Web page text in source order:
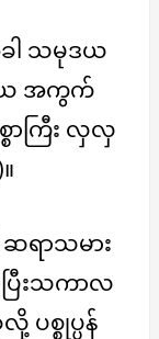
သမုဒယ
တိယ အကွက်
ာကြီး လှလှ
ရာသမား
ြီးသကာလ
ပစ္စုပ္ပန်